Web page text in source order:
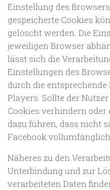
Einstellung des
gespeicherte Cookies
gelöscht werden. Die
jeweiligen Browser
lässt sich die
Einstellungen des
durch die
Players. Sollte der
Cookies verhindern
dazu führen, dass nicht
Facebook
Näheres zu den
Unterbindung und zur
verarbeiteten Daten